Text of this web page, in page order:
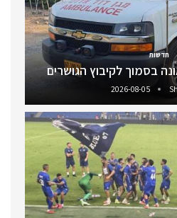
חדשות
בסמוך לקיבוץ הגושרים
2026-08-05